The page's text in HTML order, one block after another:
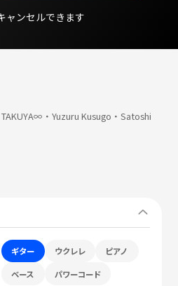
ャンセルできます
・Yuzuru Kusugo・Satoshi
ギター ウクレレ ピアノ
ベース パワーコード